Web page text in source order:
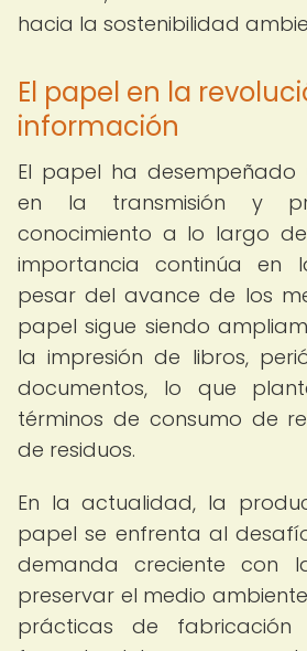
hacia la sostenibilidad
El papel en la
información
El papel ha
en la transmisión y
conocimiento a lo largo
importancia continúa en
pesar del avance de los
papel sigue siendo
la impresión de libros,
documentos, lo que
términos de consumo de
de residuos.
En la actualidad, la
papel se enfrenta al
demanda creciente con
preservar el medio
prácticas de